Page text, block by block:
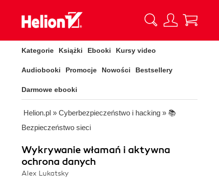
Kategorie Książki Ebooki Kursy video
Audiobooki Promocje Nowości Bestsellery
Darmowe ebooki
Helion.pl » Cyberbezpieczeństwo i hacking » 📚
Bezpieczeństwo sieci
Wykrywanie włamań i aktywna
ochrona danych
Alex Lukatsky